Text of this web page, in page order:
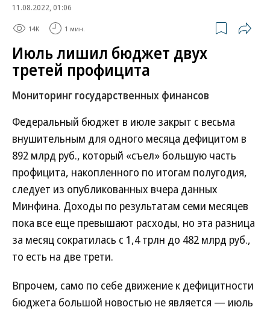
11.08.2022, 01:06
14K 1 мин.
Июль лишил бюджет двух
третей профицита
Мониторинг государственных финансов
Федеральный бюджет в июле закрыт с весьма
внушительным для одного месяца дефицитом в
892 млрд руб., который «съел» большую часть
профицита, накопленного по итогам полугодия,
следует из опубликованных вчера данных
Минфина. Доходы по результатам семи месяцев
пока все еще превышают расходы, но эта разница
за месяц сократилась с 1,4 трлн до 482 млрд руб.,
то есть на две трети.
Впрочем, само по себе движение к дефицитности
бюджета большой новостью не является — июль